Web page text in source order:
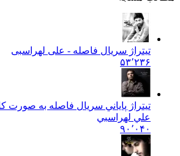
تیتراژ سریال فاصله - علی لهراسبی
۵۳٬۲۳۶
تيتراژ پاياني سريال فاصله به صورت
علي لهراسبي
۹۰٬۰۴۰